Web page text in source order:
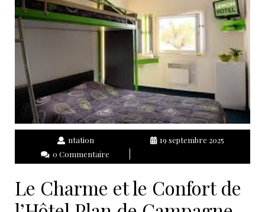
ntation
19 septembre 2025
0 Commentaire
Le Charme et le Confort de